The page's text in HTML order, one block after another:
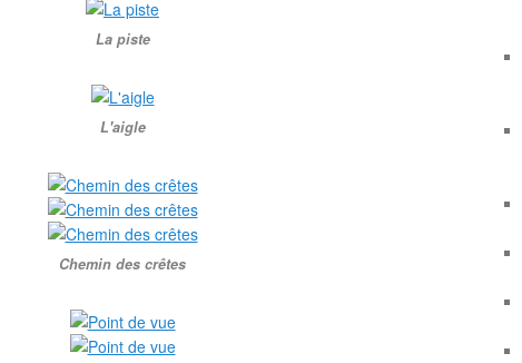
La piste
L'aigle
Chemin des crêtes